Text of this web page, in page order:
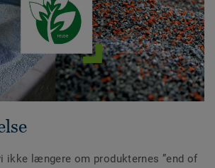
ikke længere om produkternes ”end of